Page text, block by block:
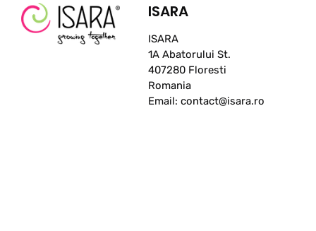
ISARA
ISARA
1A Abatorului St.
407280 Floresti
Romania
Email: contact@isara.ro